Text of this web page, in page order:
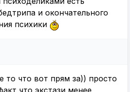
и окончательного
психики
то что вот прям за)) просто
что экстази менее